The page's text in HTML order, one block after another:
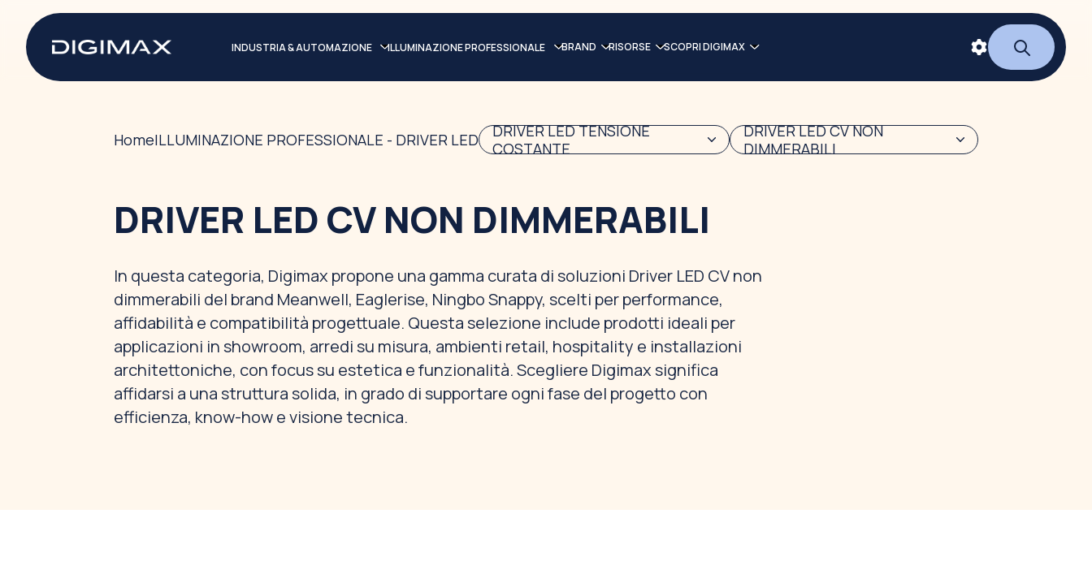
INDUSTRIA & AUTOMAZIONE ILLUMINAZIONE PROFESSIONALE BRAND RISORSE SCOPRI DIGIMAX
HomeILLUMINAZIONE PROFESSIONALE - DRIVER LED
DRIVER LED TENSIONE
COSTANTE
DRIVER LED CV NON
DIMMERABILI
DRIVER LED CV NON DIMMERABILI
In questa categoria, Digimax propone una gamma curata di soluzioni Driver LED CV non
dimmerabili del brand Meanwell, Eaglerise, Ningbo Snappy, scelti per performance,
affidabilità e compatibilità progettuale. Questa selezione include prodotti ideali per
applicazioni in showroom, arredi su misura, ambienti retail, hospitality e installazioni
architettoniche, con focus su estetica e funzionalità. Scegliere Digimax significa
affidarsi a una struttura solida, in grado di supportare ogni fase del progetto con
efficienza, know-how e visione tecnica.